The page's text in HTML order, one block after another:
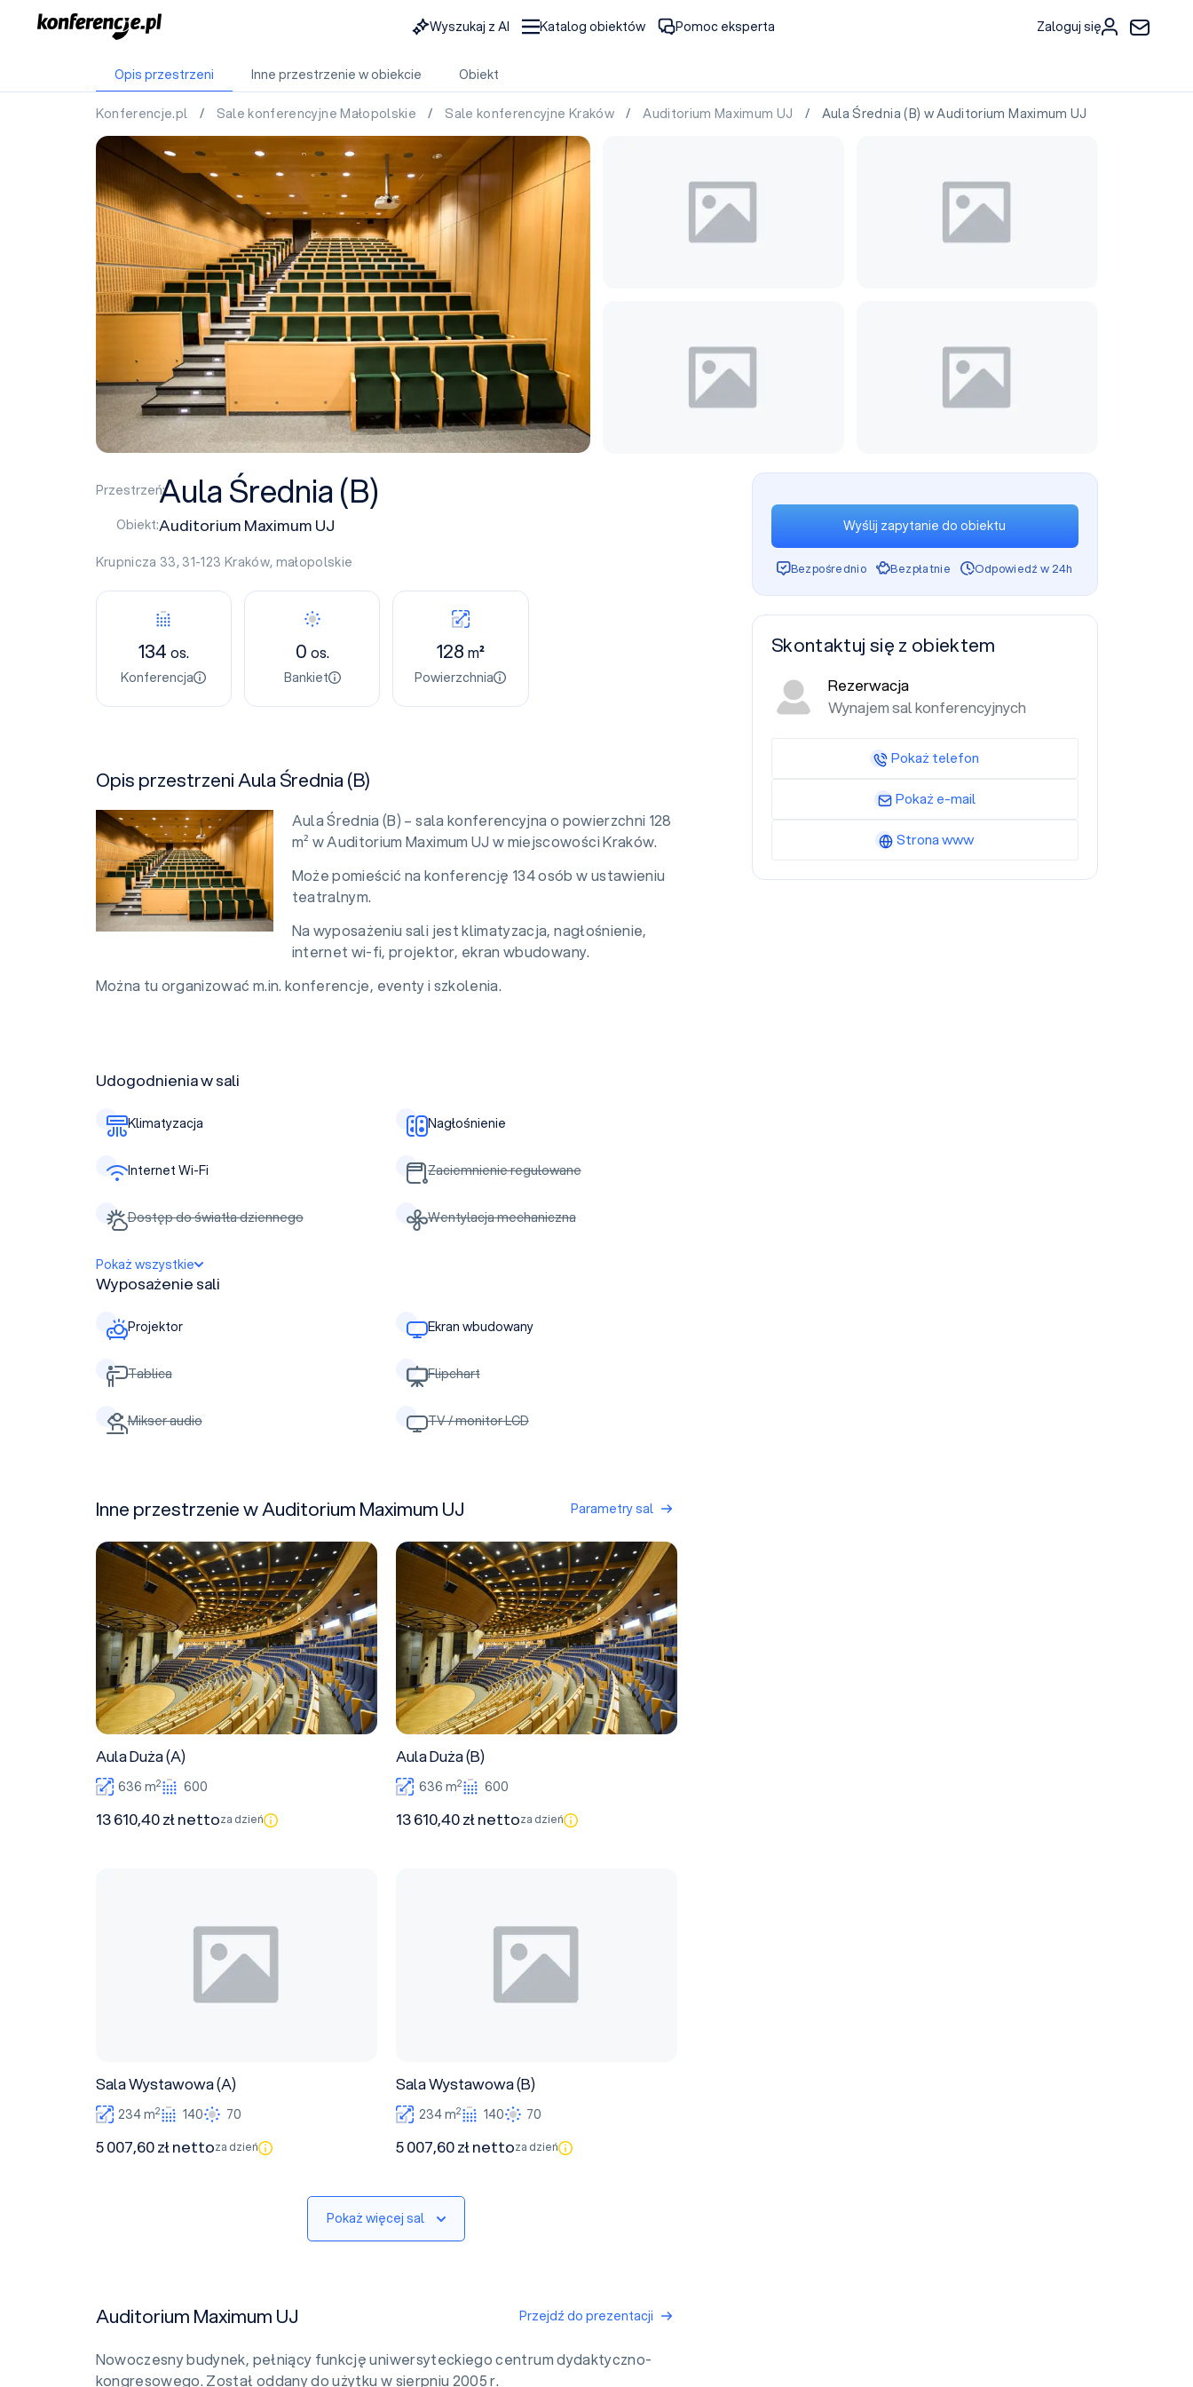
Wyszukaj z AI Katalog obiektów Pomoc eksperta Zaloguj się
Opis przestrzeni Inne przestrzenie w obiekcie Obiekt
Konferencje.pl / Sale konferencyjne Małopolskie / Sale konferencyjne Kraków /Auditorium Maximum UJ / Aula Średnia (B) w Auditorium Maximum UJ
Przestrzeń:Aula Średnia (B)
Obiekt:Auditorium Maximum UJ
Krupnicza 33, 31-123 Kraków, małopolskie
134os.
Konferencja
0 os.
Bankiet
128m²
Powierzchnia
Opis przestrzeni Aula Średnia (B)
Aula Średnia (B) – sala konferencyjna o powierzchni 128
m² w Auditorium Maximum UJ w miejscowości Kraków.
Może pomieścić na konferencję 134 osób w ustawieniu
teatralnym.
Na wyposażeniu sali jest klimatyzacja, nagłośnienie,
internet wi-fi, projektor, ekran wbudowany.
Można tu organizować m.in. konferencje, eventy i szkolenia.
Udogodnienia w sali
Klimatyzacja Nagłośnienie
Internet Wi-Fi Zaciemnienie regulowane
Dostęp do światła dziennego Wentylacja mechaniczna
Pokaż wszystkie
Wyposażenie sali
Projektor Ekran wbudowany
Tablica Flipchart
Mikser audio TV / monitor LCD
Inne przestrzenie w Auditorium Maximum UJ Parametry sal
Aula Duża (A)
Aula Duża (A)
636 m2 600
13 610,40 zł nettoza dzień
Aula Duża (B)
Aula Duża (B)
636 m2 600
13 610,40 zł nettoza dzień
Sala Wystawowa (A)
234 m2 140 70
5 007,60 zł nettoza dzień
Sala Wystawowa (B)
234 m2 140 70
5 007,60 zł nettoza dzień
Pokaż więcej sal
Auditorium Maximum UJ Przejdź do prezentacji
Nowoczesny budynek, pełniący funkcję uniwersyteckiego centrum dydaktyczno-
kongresowego. Został oddany do użytku w sierpniu 2005 r.
Wyślij zapytanie do obiektu
Bezpośrednio Bezpłatnie Odpowiedź w 24h
Skontaktuj się z obiektem
Rezerwacja
Wynajem sal konferencyjnych
Pokaż telefon
Pokaż e-mail
Strona www